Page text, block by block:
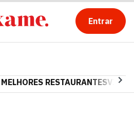
Entrar
RESTAURANTES